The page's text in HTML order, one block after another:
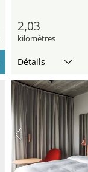
2,03
kilomètres
Détails